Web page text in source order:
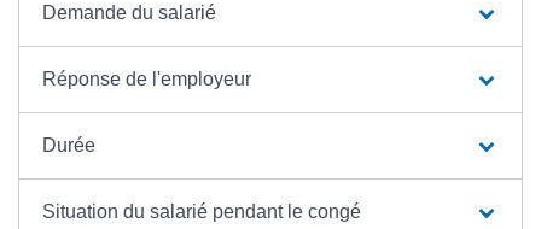
Demande du salarié
Réponse de l'employeur
Durée
Situation du salarié pendant le congé